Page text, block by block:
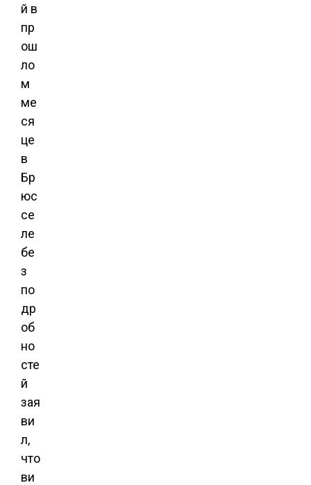
й в
пр
ош
ло
м
ме
ся
це
в
Бр
юс
се
ле
бе
з
по
др
об
но
сте
й
зая
ви
л,
что
ви